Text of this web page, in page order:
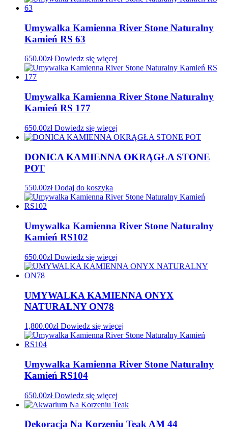
Umywalka Kamienna River Stone Naturalny
Kamień RS 63
650.00zł Dowiedz się więcej
Umywalka Kamienna River Stone Naturalny
Kamień RS 177
650.00zł Dowiedz się więcej
DONICA KAMIENNA OKRĄGŁA STONE
POT
550.00zł Dodaj do koszyka
Umywalka Kamienna River Stone Naturalny
Kamień RS102
650.00zł Dowiedz się więcej
UMYWALKA KAMIENNA ONYX
NATURALNY ON78
1,800.00zł Dowiedz się więcej
Umywalka Kamienna River Stone Naturalny
Kamień RS104
650.00zł Dowiedz się więcej
Dekoracja Na Korzeniu Teak AM 44